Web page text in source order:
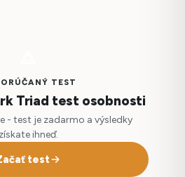
TEST
Triad test osobnosti
- test je zadarmo a výsledky
získate ihneď.
test